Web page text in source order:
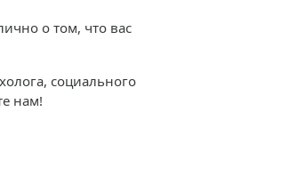
о том, что вас
социального
нам!